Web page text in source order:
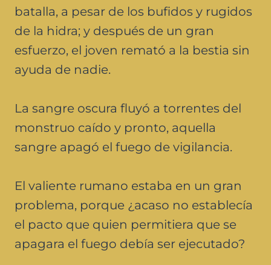
batalla, a pesar de los bufidos y rugidos
de la hidra; y después de un gran
esfuerzo, el joven remató a la bestia sin
ayuda de nadie.
La sangre oscura fluyó a torrentes del
monstruo caído y pronto, aquella
sangre apagó el fuego de vigilancia.
El valiente rumano estaba en un gran
problema, porque ¿acaso no establecía
el pacto que quien permitiera que se
apagara el fuego debía ser ejecutado?